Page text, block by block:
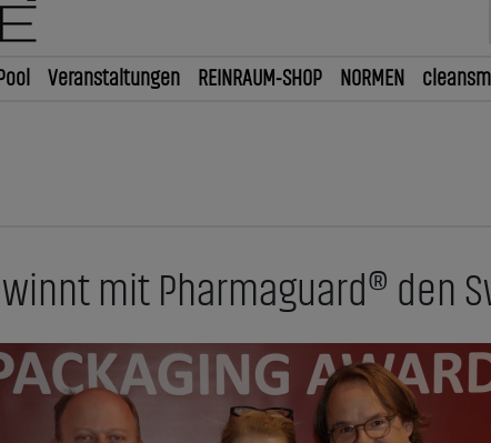
Veranstaltungen REINRAUM-SHOP NORMEN
mit Pharmaguard® den